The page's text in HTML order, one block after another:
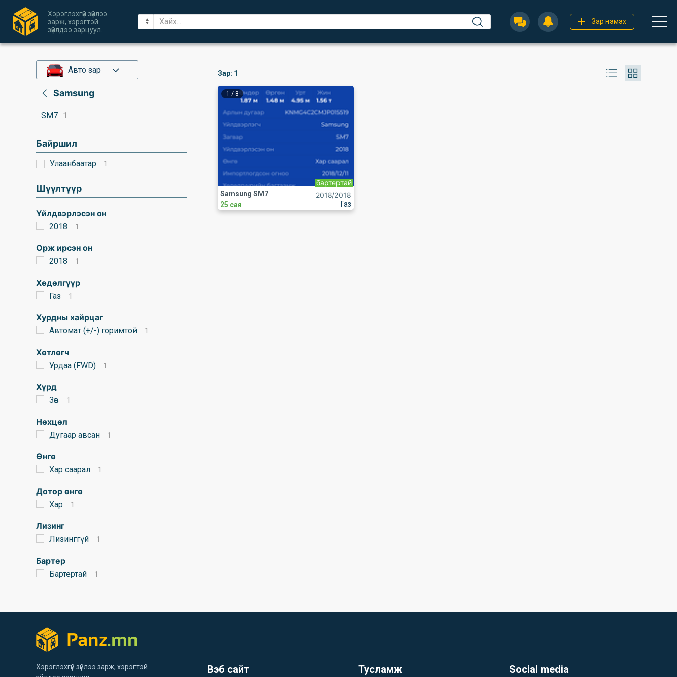
Хэрэглэхгүй зүйлээ
зарж, хэрэгтэй
зүйлдээ зарцуул.
Зар нэмэх
Авто зар
Samsung
SM7 1
Байршил
Улаанбаатар 1
Шүүлтүүр
Үйлдвэрлэсэн он
2018 1
Орж ирсэн он
2018 1
Хөдөлгүүр
Газ 1
Хурдны хайрцаг
Автомат (+/-) горимтой 1
Хөтлөгч
Урдаа (FWD) 1
Хүрд
Зөв 1
Нөхцөл
Дугаар авсан 1
Өнгө
Хар саарал 1
Дотор өнгө
Хар 1
Лизинг
Лизинггүй 1
Бартер
Бартертай 1
Зар: 1
1 / 8
2018/2018
Газ
бартертай
Samsung SM7
25 сая
Хэрэглэхгүй зүйлээ зарж, хэрэгтэй
Вэб сайт Тусламж Social media